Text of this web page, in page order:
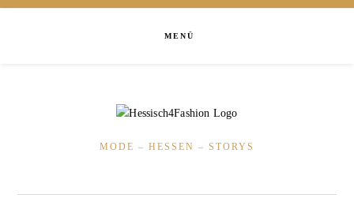
MENÜ
MODE – HESSEN – STORYS